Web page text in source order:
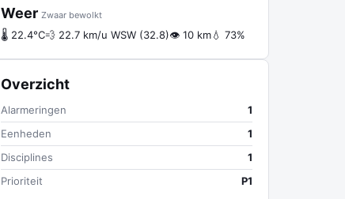
Weer Zwaar bewolkt
🌡 22.4°C💨 22.7 km/u WSW (32.8)👁 10 km💧 73%
Overzicht
Alarmeringen
1
Eenheden
1
Disciplines
1
Prioriteit
P1